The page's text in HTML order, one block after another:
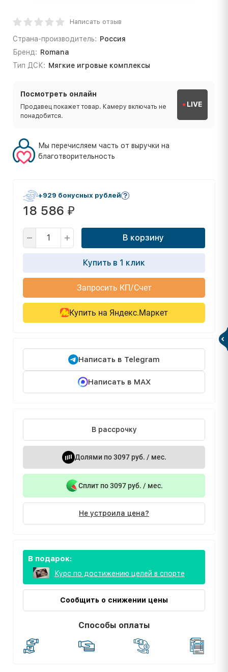
Написать отзыв
Страна-производитель: Россия
Бренд: Romana
Тип ДСК: Мягкие игровые комплексы
Посмотреть онлайн
Продавец покажет товар. Камеру включать не
понадобится.
LIVE
Мы перечисляем часть от выручки на
благотворительность
+929 бонусных рублей
18 586 ₽
В корзину
Купить в 1 клик
Запросить КП/Счет
Купить на Яндекс.Маркет
Написать в Telegram
Написать в MAX
В рассрочку
Долями по 3097 руб. / мес.
Сплит по 3097 руб. / мес.
Не устроила цена?
В подарок:
Курс по достижению целей в спорте
Сообщить о снижении цены
Способы оплаты